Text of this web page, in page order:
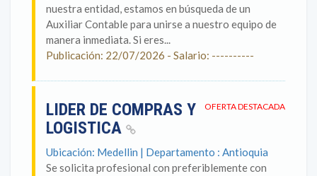
nuestra entidad, estamos en búsqueda de un
Auxiliar Contable para unirse a nuestro equipo de
manera inmediata. Si eres...
Publicación: 22/07/2026 - Salario: ----------
OFERTA DESTACADA
LIDER DE COMPRAS Y
LOGISTICA
Ubicación: Medellin | Departamento : Antioquia
Se solicita profesional con preferiblemente con